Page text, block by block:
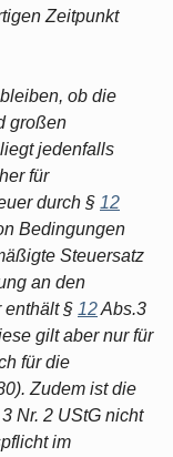
Zeitpunkt
ob die
großen
jedenfalls
für
durch § 12
Bedingungen
Steuersatz
an den
enthält § 12Abs.3
gilt aber nur für
für die
Zudem ist die
Nr. 2 UStG nicht
im